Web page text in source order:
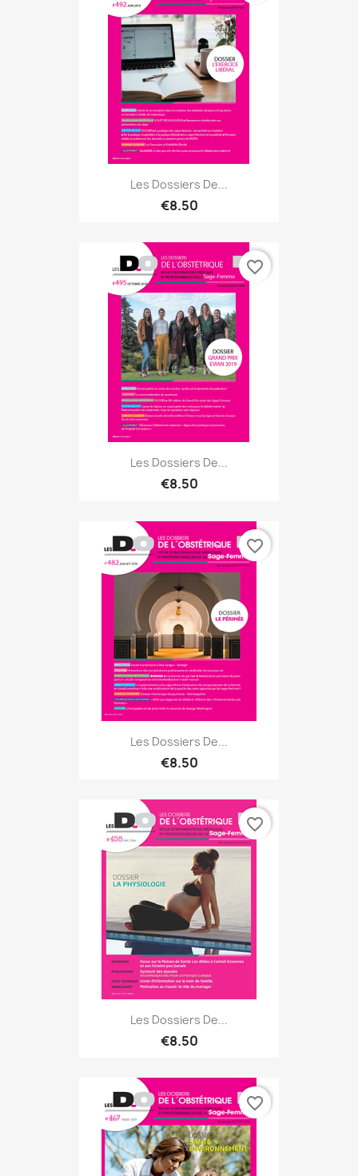
Les Dossiers De...
€8.50
Les Dossiers De...
€8.50
favorite_border
Les Dossiers De...
€8.50
favorite_border
Les Dossiers De...
€8.50
favorite_border
favorite_border